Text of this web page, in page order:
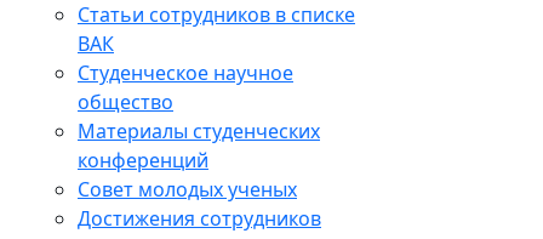
Статьи сотрудников в списке
ВАК
Студенческое научное
общество
Материалы студенческих
конференций
Совет молодых ученых
Достижения сотрудников